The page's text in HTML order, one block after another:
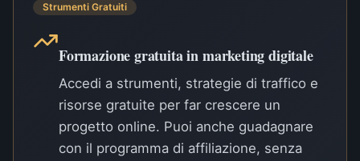
Strumenti Gratuiti
Formazione gratuita in marketing digitale
Accedi a strumenti, strategie di traffico e
risorse gratuite per far crescere un
progetto online. Puoi anche guadagnare
con il programma di affiliazione, senza